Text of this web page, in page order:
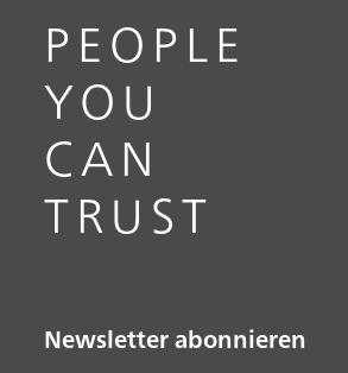
PEOPLE
YOU
CAN
TRUST
Newsletter abonnieren